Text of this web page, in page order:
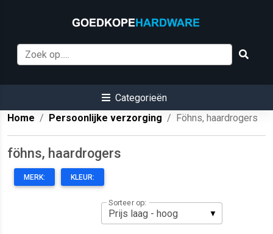
Categorieën
Home
Persoonlijke verzorging Föhns, haardrogers
föhns, haardrogers
MERK: KLEUR:
Sorteer op: